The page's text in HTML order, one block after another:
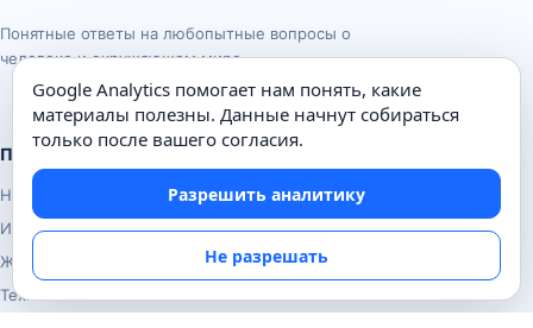
Понятные ответы на любопытные вопросы о
человеке и окружающем мире.
Популярные темы
Наука
История
Животные
Техника
Google Analytics помогает нам понять, какие
материалы полезны. Данные начнут собираться
только после вашего согласия.
Разрешить аналитику
Не разрешать